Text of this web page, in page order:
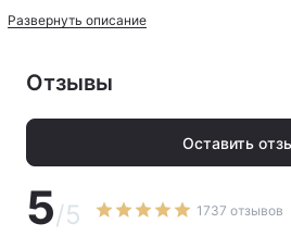
устойчивы к воздействию
Развернуть описание
Отзывы
5/5 1737 отзывов
Оставить